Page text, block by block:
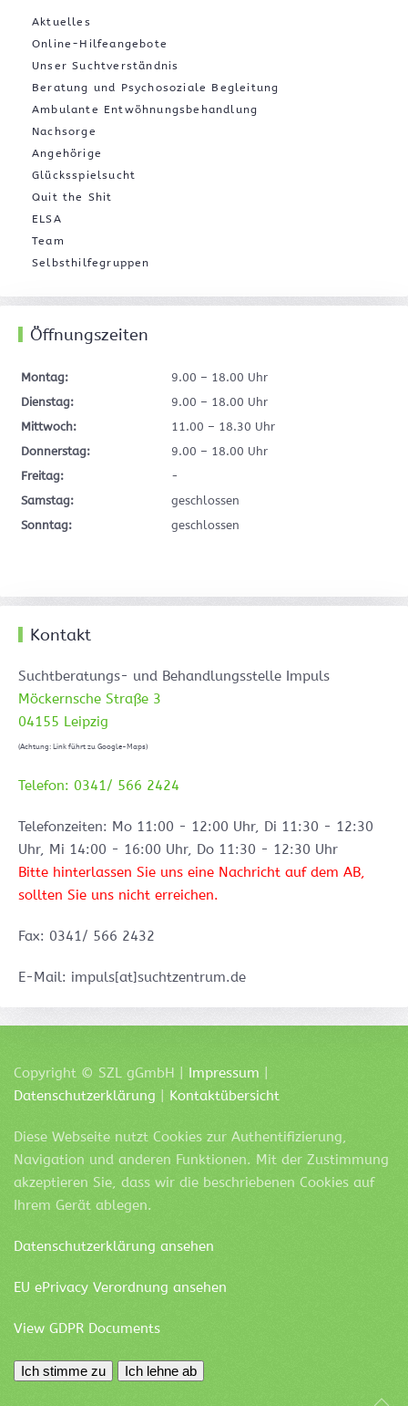
Aktuelles
Online-Hilfeangebote
Unser Suchtverständnis
Beratung und Psychosoziale Begleitung
Ambulante Entwöhnungsbehandlung
Nachsorge
Angehörige
Glücksspielsucht
Quit the Shit
ELSA
Team
Selbsthilfegruppen
Öffnungszeiten
Montag:
9.00 – 18.00 Uhr
Dienstag:
9.00 – 18.00 Uhr
Mittwoch:
11.00 – 18.30 Uhr
Donnerstag:
9.00 – 18.00 Uhr
Freitag:
-
Samstag:
geschlossen
Sonntag:
geschlossen
Kontakt
Suchtberatungs- und Behandlungsstelle Impuls
Möckernsche Straße 3
04155 Leipzig
(Achtung: Link führt zu Google-Maps)
Telefon: 0341/ 566 2424
Telefonzeiten: Mo 11:00 - 12:00 Uhr, Di 11:30 - 12:30
Uhr, Mi 14:00 - 16:00 Uhr, Do 11:30 - 12:30 Uhr
Bitte hinterlassen Sie uns eine Nachricht auf dem AB,
sollten Sie uns nicht erreichen.
Fax: 0341/ 566 2432
E-Mail: impuls[at]suchtzentrum.de
Copyright © SZL gGmbH | Impressum
Datenschutzerklärung
Kontaktübersicht
Diese Webseite nutzt Cookies zur Authentifizierung,
Navigation und anderen Funktionen. Mit der Zustimmung
akzeptieren Sie, dass wir die beschriebenen Cookies auf
Ihrem Gerät ablegen.
Datenschutzerklärung ansehen
EU ePrivacy Verordnung ansehen
View GDPR Documents
Ich stimme zu Ich lehne ab